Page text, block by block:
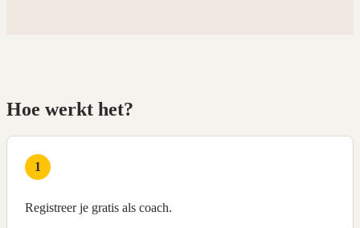
Hoe werkt het?
1
Registreer je gratis als coach.